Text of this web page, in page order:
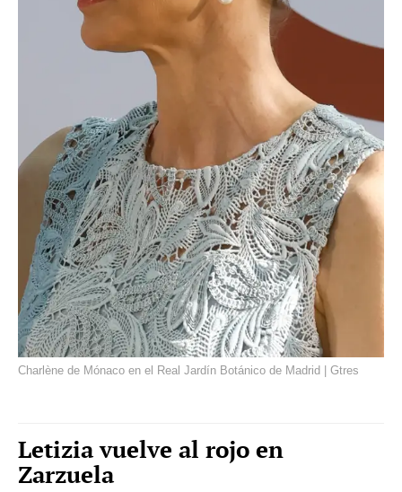
Charlène de Mónaco en el Real Jardín Botánico de Madrid | Gtres
Letizia vuelve al rojo en
Zarzuela